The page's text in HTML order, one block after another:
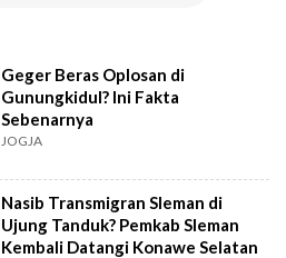
Geger Beras Oplosan di
Gunungkidul? Ini Fakta
Sebenarnya
JOGJA
Nasib Transmigran Sleman di
Ujung Tanduk? Pemkab Sleman
Kembali Datangi Konawe Selatan